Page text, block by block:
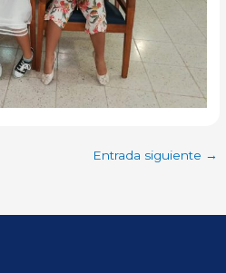
Entrada siguiente →